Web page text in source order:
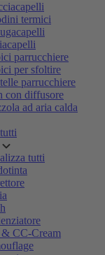
termici
parrucchiere
per sfoltire
parrucchiere
con diffusore
ad aria calda
tutti
CC-Cream